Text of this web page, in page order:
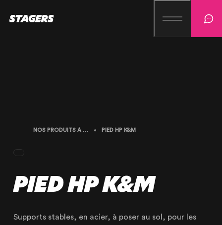
NOS PRODUITS À LA LOCATION PIED HP K&M
PIED HP K&M
Supports stables, en acier, à poser au sol, pour les